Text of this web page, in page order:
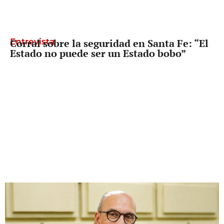
Entrevista
Corral sobre la seguridad en Santa Fe: “El
Estado no puede ser un Estado bobo”